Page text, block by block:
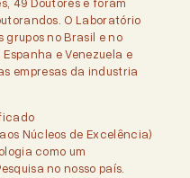
O Laboratório
no Brasil e no
e Venezuela e
empresas da industria
Núcleos de Excelência)
como um
no nosso país.